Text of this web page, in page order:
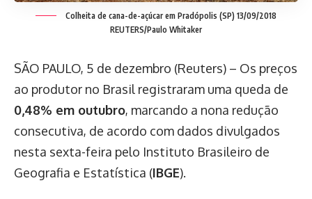
Colheita de cana-de-açúcar em Pradópolis (SP) 13/09/2018
REUTERS/Paulo Whitaker
SÃO PAULO, 5 de dezembro (Reuters) – Os preços
ao produtor no Brasil registraram uma queda de
0,48% em outubro, marcando a nona redução
consecutiva, de acordo com dados divulgados
nesta sexta-feira pelo Instituto Brasileiro de
Geografia e Estatística (IBGE).